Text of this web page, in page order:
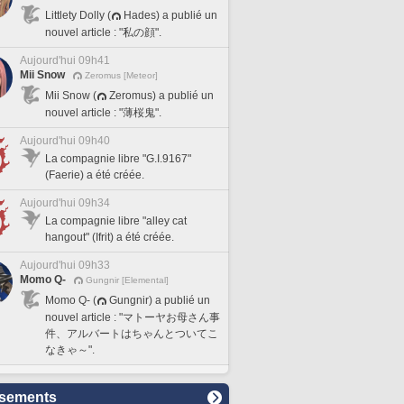
Littlety Dolly (
Hades) a publié un
nouvel article : "私の顔".
Aujourd'hui 09h41
Mii Snow
Zeromus [Meteor]
Mii Snow (
Zeromus) a publié un
nouvel article : "薄桜鬼".
Aujourd'hui 09h40
La compagnie libre "G.I.9167"
(Faerie) a été créée.
Aujourd'hui 09h34
La compagnie libre "alley cat
hangout" (Ifrit) a été créée.
Aujourd'hui 09h33
Momo Q-
Gungnir [Elemental]
Momo Q- (
Gungnir) a publié un
nouvel article : "マトーヤお母さん事
件、アルバートはちゃんとついてこ
なきゃ～".